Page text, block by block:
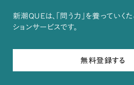
新潮QUEは、「問う力」を養っていく
ションサービスです。
無料登録する